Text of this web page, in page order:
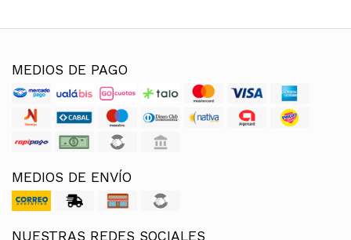
MEDIOS DE PAGO
MEDIOS DE ENVÍO
NUESTRAS REDES SOCIALES